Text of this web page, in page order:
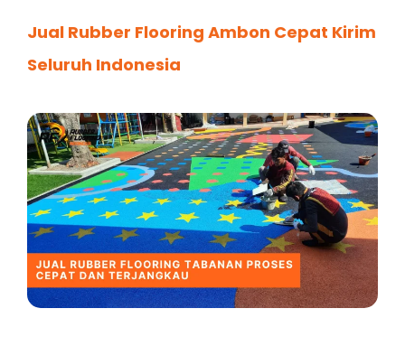
Jual Rubber Flooring Ambon Cepat Kirim
Seluruh Indonesia